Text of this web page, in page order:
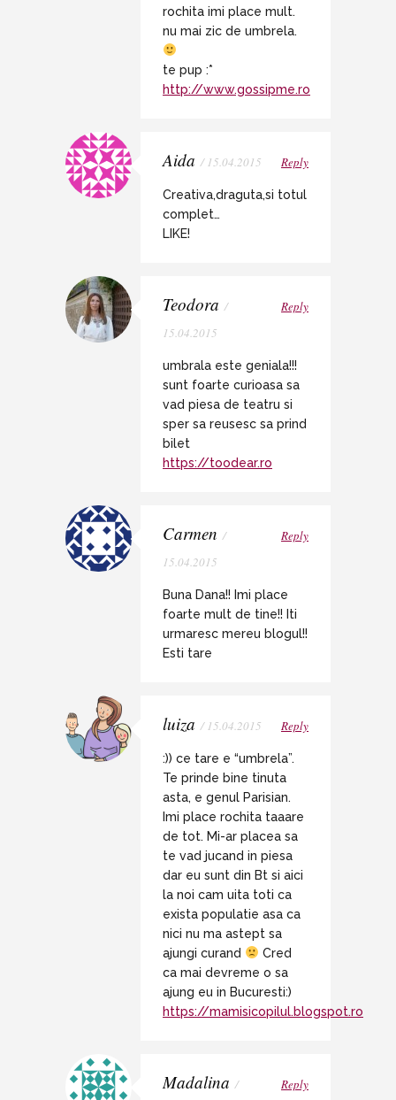
rochita imi place mult.
nu mai zic de umbrela.
te pup :*
http://www.gossipme.ro
Aida / 15.04.2015 Reply
Creativa,draguta,si totul
complet…
LIKE!
Teodora /
15.04.2015
Reply
umbrala este geniala!!!
sunt foarte curioasa sa
vad piesa de teatru si
sper sa reusesc sa prind
bilet
https://toodear.ro
Carmen /
15.04.2015
Reply
Buna Dana!! Imi place
foarte mult de tine!! Iti
urmaresc mereu blogul!!
Esti tare
luiza / 15.04.2015 Reply
:)) ce tare e “umbrela”.
Te prinde bine tinuta
asta, e genul Parisian.
Imi place rochita taaare
de tot. Mi-ar placea sa
te vad jucand in piesa
dar eu sunt din Bt si aici
la noi cam uita toti ca
exista populatie asa ca
nici nu ma astept sa
ajungi curand
Cred
ca mai devreme o sa
ajung eu in Bucuresti:)
https://mamisicopilul.blogspot.ro
Madalina / Reply